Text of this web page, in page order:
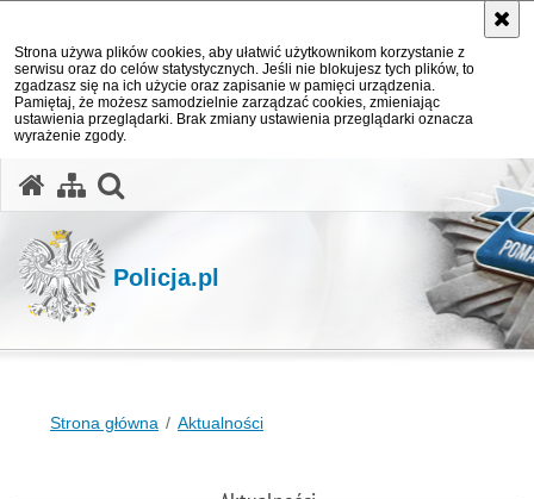
Strona używa plików cookies, aby ułatwić użytkownikom korzystanie z
serwisu oraz do celów statystycznych. Jeśli nie blokujesz tych plików, to
zgadzasz się na ich użycie oraz zapisanie w pamięci urządzenia.
Pamiętaj, że możesz samodzielnie zarządzać cookies, zmieniając
ustawienia przeglądarki. Brak zmiany ustawienia przeglądarki oznacza
wyrażenie zgody.
Policja.pl
Strona główna Aktualności